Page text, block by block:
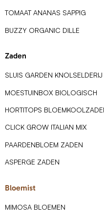
TOMAAT ANANAS SAPPIG
BUZZY ORGANIC DILLE
Zaden
SLUIS GARDEN KNOLSELDERIJ
MOESTUINBOX BIOLOGISCH
HORTITOPS
CLICK GROW ITALIAN MIX
PAARDENBLOEM ZADEN
ASPERGE ZADEN
Bloemist
MIMOSA BLOEMEN